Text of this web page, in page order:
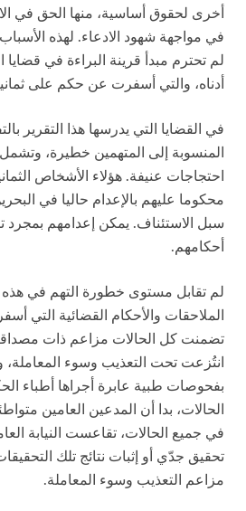
أخرى لحقوق أساسية، منها الحق في
في مواجهة شهود الادعاء. لهذه
لم تحترم مبدأ قرينة البراءة في
أدناه، والتي أسفرت عن حكم على
في القضايا التي يدرسها هذا التقرير
المنسوبة إلى المتهمين خطيرة،
محكوما عليهم بالإعدام حاليا في
سبل الاستئناف. يمكن إعدامهم بمجرد
أحكامهم.
لم تقابل مستوى خطورة التهم في هذه
الملاحقات والأحكام القضائية التي
تضمنت كل الحالات مزاعم ذات
انتُزعت تحت التعذيب وسوء المعاملة،
بفحوصات طبية عابرة أجراها أطباء
الحالات، بدا أن المدعين العامين
في جميع الحالات، تقاعست النيابة
تحقيق جدّي أو إثبات نتائج تلك
مزاعم التعذيب وسوء المعاملة.